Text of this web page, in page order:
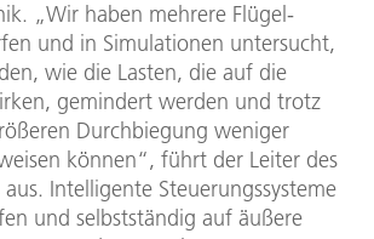
„Wir haben mehrere Flügel-
und in Simulationen untersucht,
wie die Lasten, die auf die
gemindert werden und trotz
Durchbiegung weniger
können“, führt der Leiter des
aus. Intelligente Steuerungssysteme
und selbstständig auf äußere